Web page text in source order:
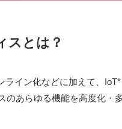
スとは？
ライン化などに加えて、
のあらゆる機能を高度化・